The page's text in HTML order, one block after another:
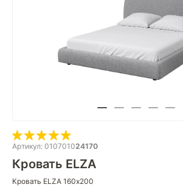
Артикул: 010701024170
Кровать ELZA
Кровать ELZA 160х200